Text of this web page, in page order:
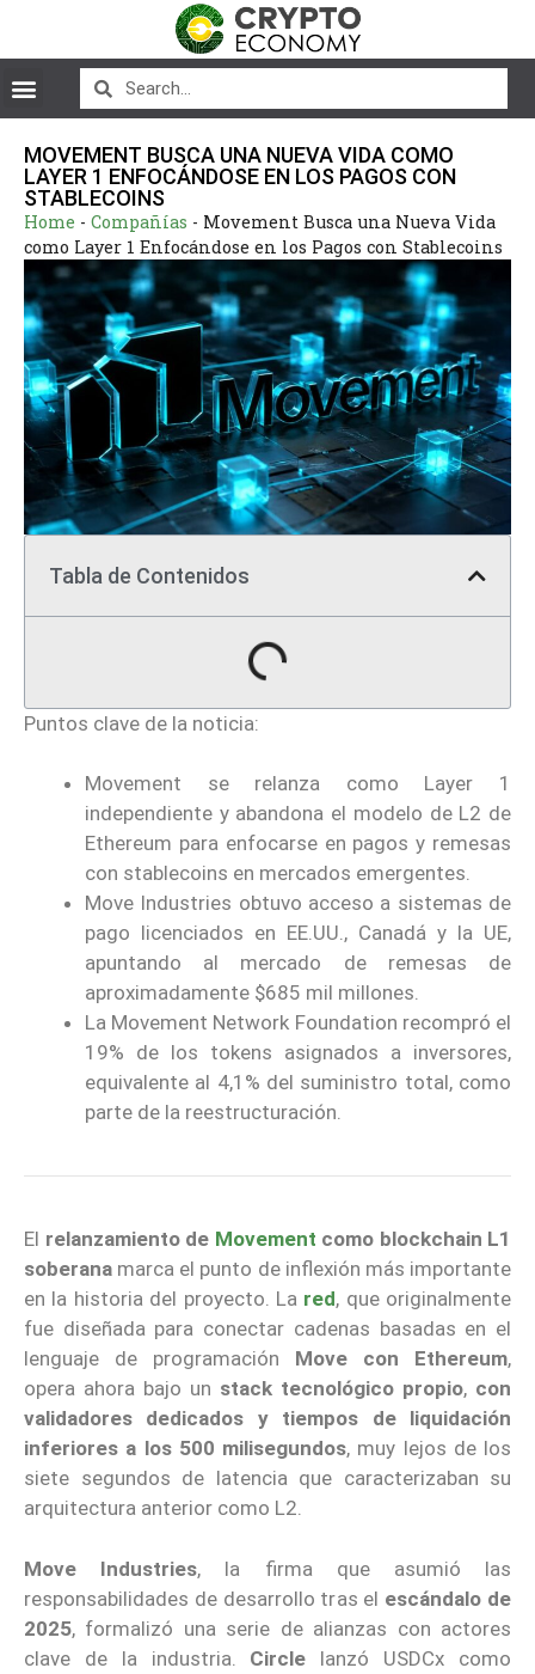
MOVEMENT BUSCA UNA NUEVA VIDA COMO
LAYER 1 ENFOCÁNDOSE EN LOS PAGOS CON
STABLECOINS
Home - Compañías - Movement Busca una Nueva Vida
como Layer 1 Enfocándose en los Pagos con Stablecoins
Tabla de Contenidos
Puntos clave de la noticia:
Movement se relanza como Layer 1
independiente y abandona el modelo de L2 de
Ethereum para enfocarse en pagos y remesas
con stablecoins en mercados emergentes.
Move Industries obtuvo acceso a sistemas de
pago licenciados en EE.UU., Canadá y la UE,
apuntando al mercado de remesas de
aproximadamente $685 mil millones.
La Movement Network Foundation recompró el
19% de los tokens asignados a inversores,
equivalente al 4,1% del suministro total, como
parte de la reestructuración.
El relanzamiento de Movement como blockchain L1
soberana marca el punto de inflexión más importante
en la historia del proyecto. La red, que originalmente
fue diseñada para conectar cadenas basadas en el
lenguaje de programación Move con Ethereum,
opera ahora bajo un stack tecnológico propio, con
validadores dedicados y tiempos de liquidación
inferiores a los 500 milisegundos, muy lejos de los
siete segundos de latencia que caracterizaban su
arquitectura anterior como L2.
Move Industries, la firma que asumió las
responsabilidades de desarrollo tras el escándalo de
2025, formalizó una serie de alianzas con actores
clave de la industria. Circle lanzó USDCx como